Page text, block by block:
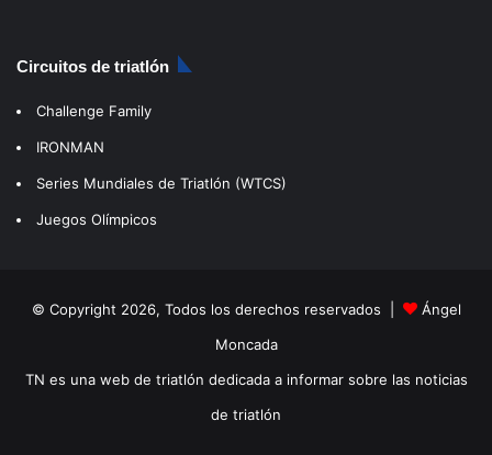
Circuitos de triatlón
Challenge Family
IRONMAN
Series Mundiales de Triatlón (WTCS)
Juegos Olímpicos
© Copyright 2026, Todos los derechos reservados |
Ángel
Moncada
TN es una web de triatlón dedicada a informar sobre las noticias
de triatlón